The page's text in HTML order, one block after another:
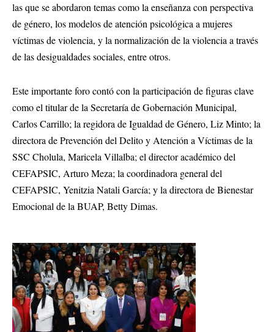
las que se abordaron temas como la enseñanza con perspectiva
de género, los modelos de atención psicológica a mujeres
víctimas de violencia, y la normalización de la violencia a través
de las desigualdades sociales, entre otros.
Este importante foro contó con la participación de figuras clave
como el titular de la Secretaría de Gobernación Municipal,
Carlos Carrillo; la regidora de Igualdad de Género, Liz Minto; la
directora de Prevención del Delito y Atención a Víctimas de la
SSC Cholula, Maricela Villalba; el director académico del
CEFAPSIC, Arturo Meza; la coordinadora general del
CEFAPSIC, Yenitzia Natali García; y la directora de Bienestar
Emocional de la BUAP, Betty Dimas.